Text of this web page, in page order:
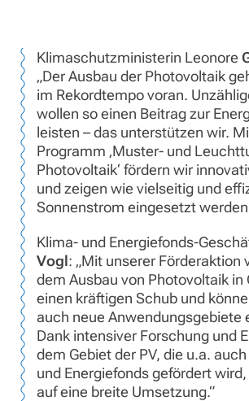
Klimaschutzministerin Leonore
„Der Ausbau der Photovoltaik
im Rekordtempo voran.
wollen so einen Beitrag zur
leisten – das unterstützen wir.
Programm ‚Muster- und
Photovoltaik‘ fördern wir
und zeigen wie vielseitig und
Sonnenstrom eingesetzt werden
Klima- und Energiefonds-
Vogl: „Mit unserer Förderaktion
dem Ausbau von Photovoltaik in
einen kräftigen Schub und
auch neue Anwendungsgebiete
Dank intensiver Forschung und
dem Gebiet der PV, die u.a.
und Energiefonds gefördert
auf eine breite Umsetzung.“